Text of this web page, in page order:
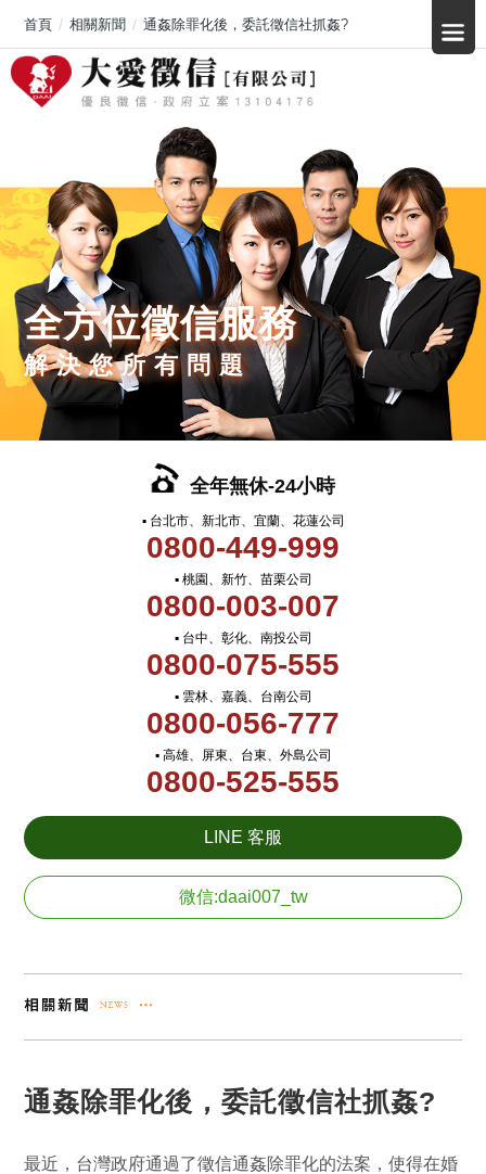
全方位徵信服務
解決您所有問題
全年無休-24小時
▪ 台北市、新北市、宜蘭、花蓮公司
0800-449-999
▪ 桃園、新竹、苗栗公司
0800-003-007
▪ 台中、彰化、南投公司
0800-075-555
▪ 雲林、嘉義、台南公司
0800-056-777
▪ 高雄、屏東、台東、外島公司
0800-525-555
LINE 客服
微信:daai007_tw
首頁 相關新聞 通姦除罪化後，委託徵信社抓姦?
通姦除罪化後，委託徵信社抓姦?
最近，台灣政府通過了徵信通姦除罪化的法案，使得在婚